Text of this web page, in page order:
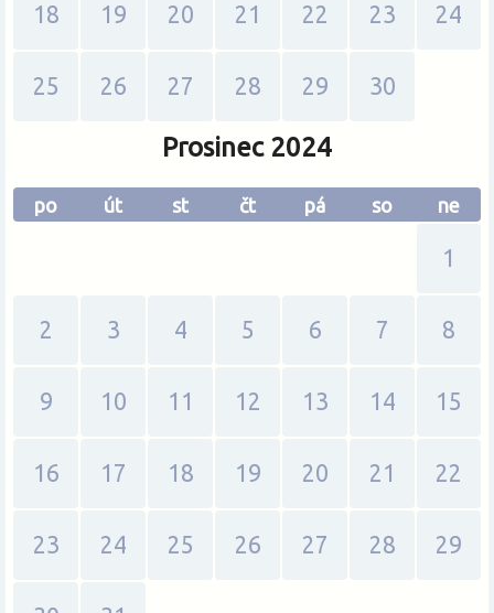
18 19 20 21 22 23 24
25 26 27 28 29 30
Prosinec 2024
po út st čt pá so ne
1
2 3 4 5 6 7 8
9 10 11 12 13 14 15
16 17 18 19 20 21 22
23 24 25 26 27 28 29